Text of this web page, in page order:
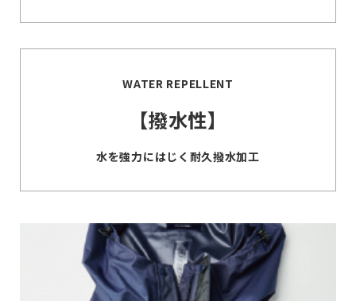
WATER REPELLENT
【撥水性】
水を強力にはじく耐久撥水加工